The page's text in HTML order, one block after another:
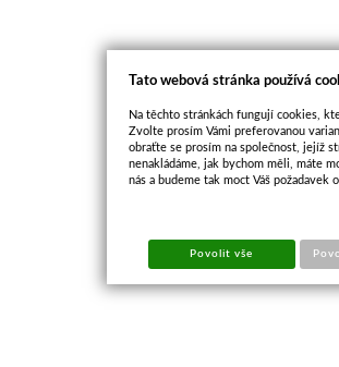
Tato webová stránka používá
Na těchto stránkách fungují cookies,
Zvolte prosím Vámi preferovanou
obraťte se prosím na společnost, jejíž
nenakládáme, jak bychom měli, máte
nás a budeme tak moct Váš požadavek
Povolit vše